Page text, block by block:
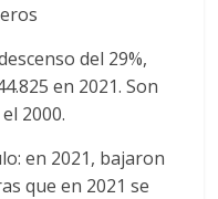
del 29%,
en 2021. Son
2000.
en 2021, bajaron
que en 2021 se